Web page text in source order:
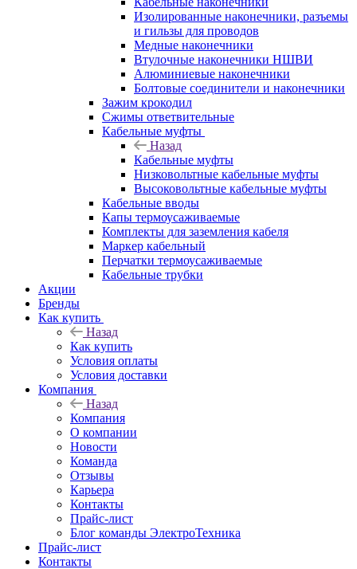
Изолированные наконечники, разъемы
и гильзы для проводов
Медные наконечники
Втулочные наконечники НШВИ
Алюминиевые наконечники
Болтовые соединители и наконечники
Зажим крокодил
Сжимы ответвительные
Кабельные муфты
Назад
Кабельные муфты
Низковольтные кабельные муфты
Высоковольтные кабельные муфты
Кабельные вводы
Капы термоусаживаемые
Комплекты для заземления кабеля
Маркер кабельный
Перчатки термоусаживаемые
Кабельные трубки
Акции
Бренды
Как купить
Назад
Как купить
Условия оплаты
Условия доставки
Компания
Назад
Компания
О компании
Новости
Команда
Отзывы
Карьера
Контакты
Прайс-лист
Блог команды ЭлектроТехника
Прайс-лист
Контакты